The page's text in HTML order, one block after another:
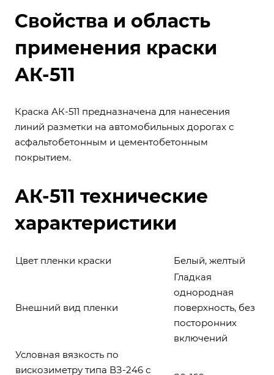
Свойства и область
применения краски
АК-511
Краска АК-511 предназначена для нанесения
линий разметки на автомобильных дорогах с
асфальтобетонным и цементобетонным
покрытием.
АК-511 технические
характеристики
Цвет пленки краски Белый, желтый
Внешний вид пленки
Гладкая
однородная
поверхность, без
посторонних
включений
Условная вязкость по
вискозиметру типа ВЗ-246 с